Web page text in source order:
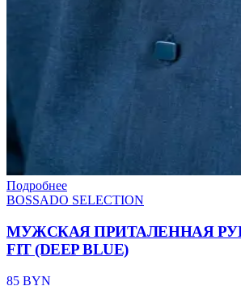
Подробнее
BOSSADO SELECTION
МУЖСКАЯ ПРИТАЛЕННАЯ
FIT (DEEP BLUE)
85 BYN